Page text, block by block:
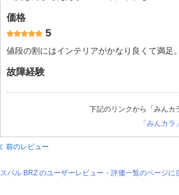
価格
5
値段の割にはインテリアがかなり良くて満足。
故障経験
下記のリンクから「みんカ
「みんカ
前のレビュー
スバル BRZ のユーザーレビュー・評価一覧のページに